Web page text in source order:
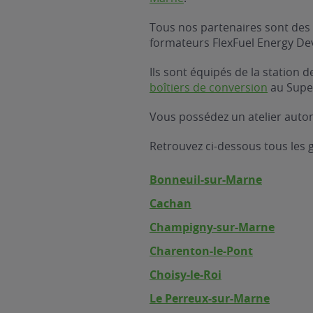
Tous nos partenaires sont
formateurs FlexFuel Energy
Ils sont équipés de la station
boîtiers de conversion au
Vous possédez un atelier
Retrouvez ci-dessous tous les
Bonneuil-sur-Marne
Cachan
Champigny-sur-Marne
Charenton-le-Pont
Choisy-le-Roi
Le Perreux-sur-Marne